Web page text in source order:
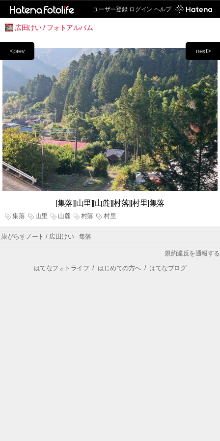
ユーザー登録 ログイン ヘルプ
広田けい / フォトアルバム
next>
<prev
[集落][山里][山麓][村落][村里]集落
集落 山里 山麓 村落 村里
旅がらすノート / 広田けい - 集落
規約違反を通報する
はてなフォトライフ / はじめての方へ/ はてなブログ